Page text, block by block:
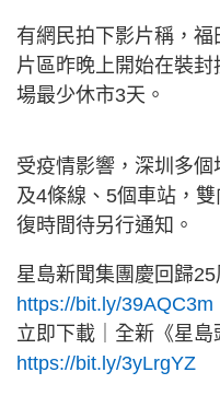
有網民拍下影片稱，
片區昨晚上開始在裝
場最少休市3天。
受疫情影響，深圳多
及4條線、5個車站，
復時間待另行通知。
星島新聞集團慶回歸
https://bit.ly/39AQC3m
立即下載｜全新《星島
https://bit.ly/3yLrgYZ